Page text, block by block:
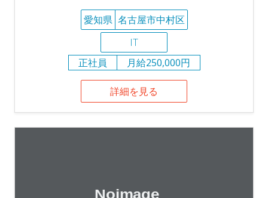
愛知県 名古屋市中村区
IT
正社員
月給250,000円
詳細を見る